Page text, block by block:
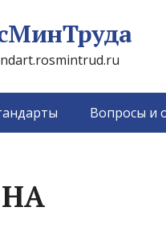
Вопросы и